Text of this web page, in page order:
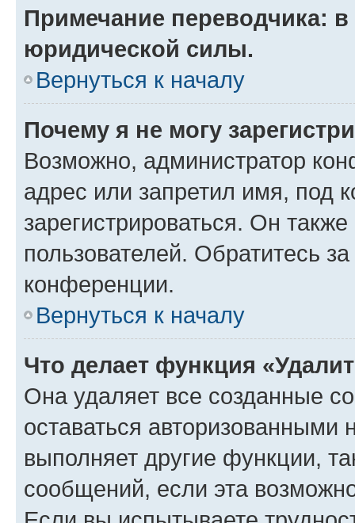
Примечание переводчика:
юридической силы.
Вернуться к началу
Почему я не могу
Возможно, администратор
адрес или запретил имя, под
зарегистрироваться. Он
пользователей. Обратитесь
конференции.
Вернуться к началу
Что делает функция
Она удаляет все созданные
оставаться авторизованными
выполняет другие функции,
сообщений, если эта